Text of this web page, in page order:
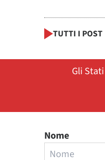
TUTTI I POST
Gli
Nome